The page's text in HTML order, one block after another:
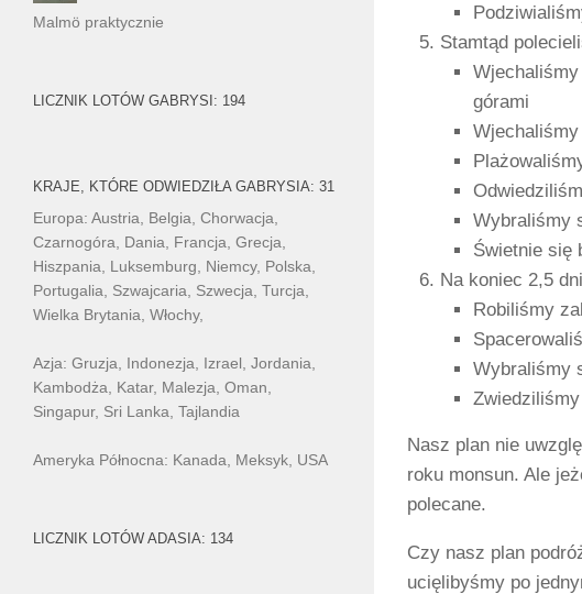
Stamtąd
górami
Wybraliśmy
Świetnie się
Na koniec 2,5
Robiliśmy
Wybraliśmy
Nasz plan nie
roku monsun. Ale
polecane.
Czy nasz plan
ucięlibyśmy po
Malmö praktycznie
LICZNIK LOTÓW GABRYSI: 194
KRAJE, KTÓRE ODWIEDZIŁA GABRYSIA: 31
Europa: Austria, Belgia, Chorwacja,
Czarnogóra, Dania, Francja, Grecja,
Hiszpania, Luksemburg, Niemcy, Polska,
Portugalia, Szwajcaria, Szwecja, Turcja,
Wielka Brytania, Włochy,
Azja: Gruzja, Indonezja, Izrael, Jordania,
Kambodża, Katar, Malezja, Oman,
Singapur, Sri Lanka, Tajlandia
Ameryka Północna: Kanada, Meksyk, USA
LICZNIK LOTÓW ADASIA: 134